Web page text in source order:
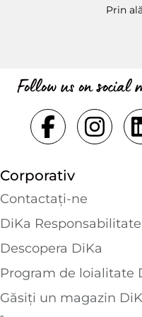
Prin
Follow us on social
Corporativ
Contactaţi-ne
DiKa
Descopera DiKa
Program de loialitate
Găsiți un magazin